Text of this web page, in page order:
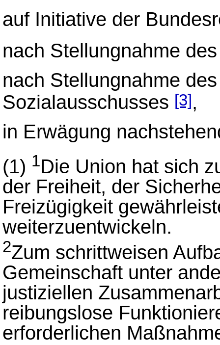
auf Initiative der
nach Stellungnahme
nach Stellungnahme
Sozialausschusses [3] ,
in Erwägung
(1) 1Die Union hat sich
der Freiheit, der
Freizügigkeit
weiterzuentwickeln.
2Zum schrittweisen
Gemeinschaft unter
justiziellen
reibungslose
erforderlichen